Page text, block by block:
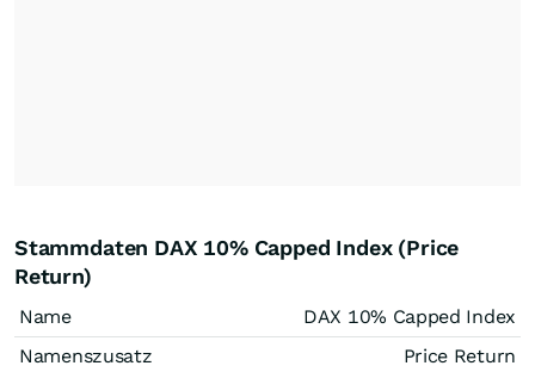
Stammdaten DAX 10% Capped Index (Price
Return)
Name
DAX 10% Capped Index
Namenszusatz
Price Return